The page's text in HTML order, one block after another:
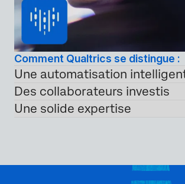
Comment Qualtrics se distingue :
Une automatisation
Des collaborateurs investis
Une solide expertise